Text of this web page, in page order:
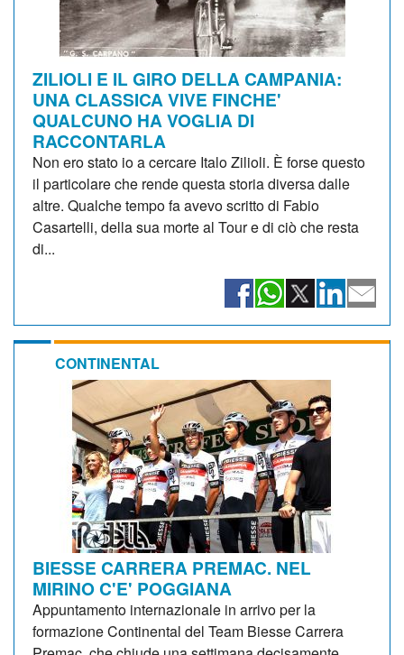
ZILIOLI E IL GIRO DELLA CAMPANIA:
UNA CLASSICA VIVE FINCHE'
QUALCUNO HA VOGLIA DI
RACCONTARLA
Non ero stato io a cercare Italo Zilioli. È forse questo
il particolare che rende questa storia diversa dalle
altre. Qualche tempo fa avevo scritto di Fabio
Casartelli, della sua morte al Tour e di ciò che resta
di...
CONTINENTAL
BIESSE CARRERA PREMAC. NEL
MIRINO C'E' POGGIANA
Appuntamento internazionale in arrivo per la
formazione Continental del Team Biesse Carrera